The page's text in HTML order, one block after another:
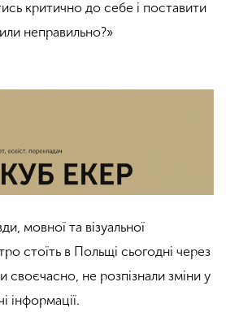
критично до себе і поставити
неправильно?»
мовної та візуальної
стоїть в Польщі сьогодні через
своєчасно, не розпізнали зміни у
інформації.